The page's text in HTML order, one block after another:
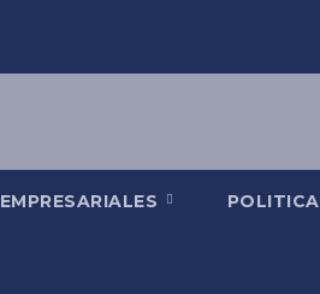
EMPRESARIALES POLITICA